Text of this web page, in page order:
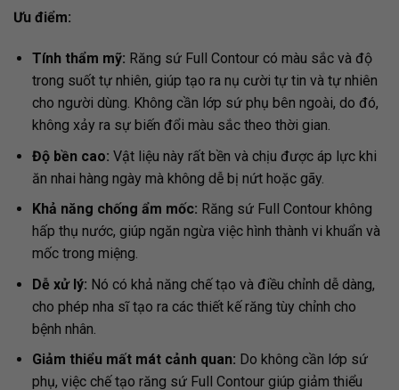
Ưu điểm:
Tính thẩm mỹ: Răng sứ Full Contour có màu sắc và độ
trong suốt tự nhiên, giúp tạo ra nụ cười tự tin và tự nhiên
cho người dùng. Không cần lớp sứ phụ bên ngoài, do đó,
không xảy ra sự biến đổi màu sắc theo thời gian.
Độ bền cao: Vật liệu này rất bền và chịu được áp lực khi
ăn nhai hàng ngày mà không dễ bị nứt hoặc gãy.
Khả năng chống ẩm mốc: Răng sứ Full Contour không
hấp thụ nước, giúp ngăn ngừa việc hình thành vi khuẩn và
mốc trong miệng.
Dễ xử lý: Nó có khả năng chế tạo và điều chỉnh dễ dàng,
cho phép nha sĩ tạo ra các thiết kế răng tùy chỉnh cho
bệnh nhân.
Giảm thiểu mất mát cảnh quan: Do không cần lớp sứ
phụ, việc chế tạo răng sứ Full Contour giúp giảm thiểu